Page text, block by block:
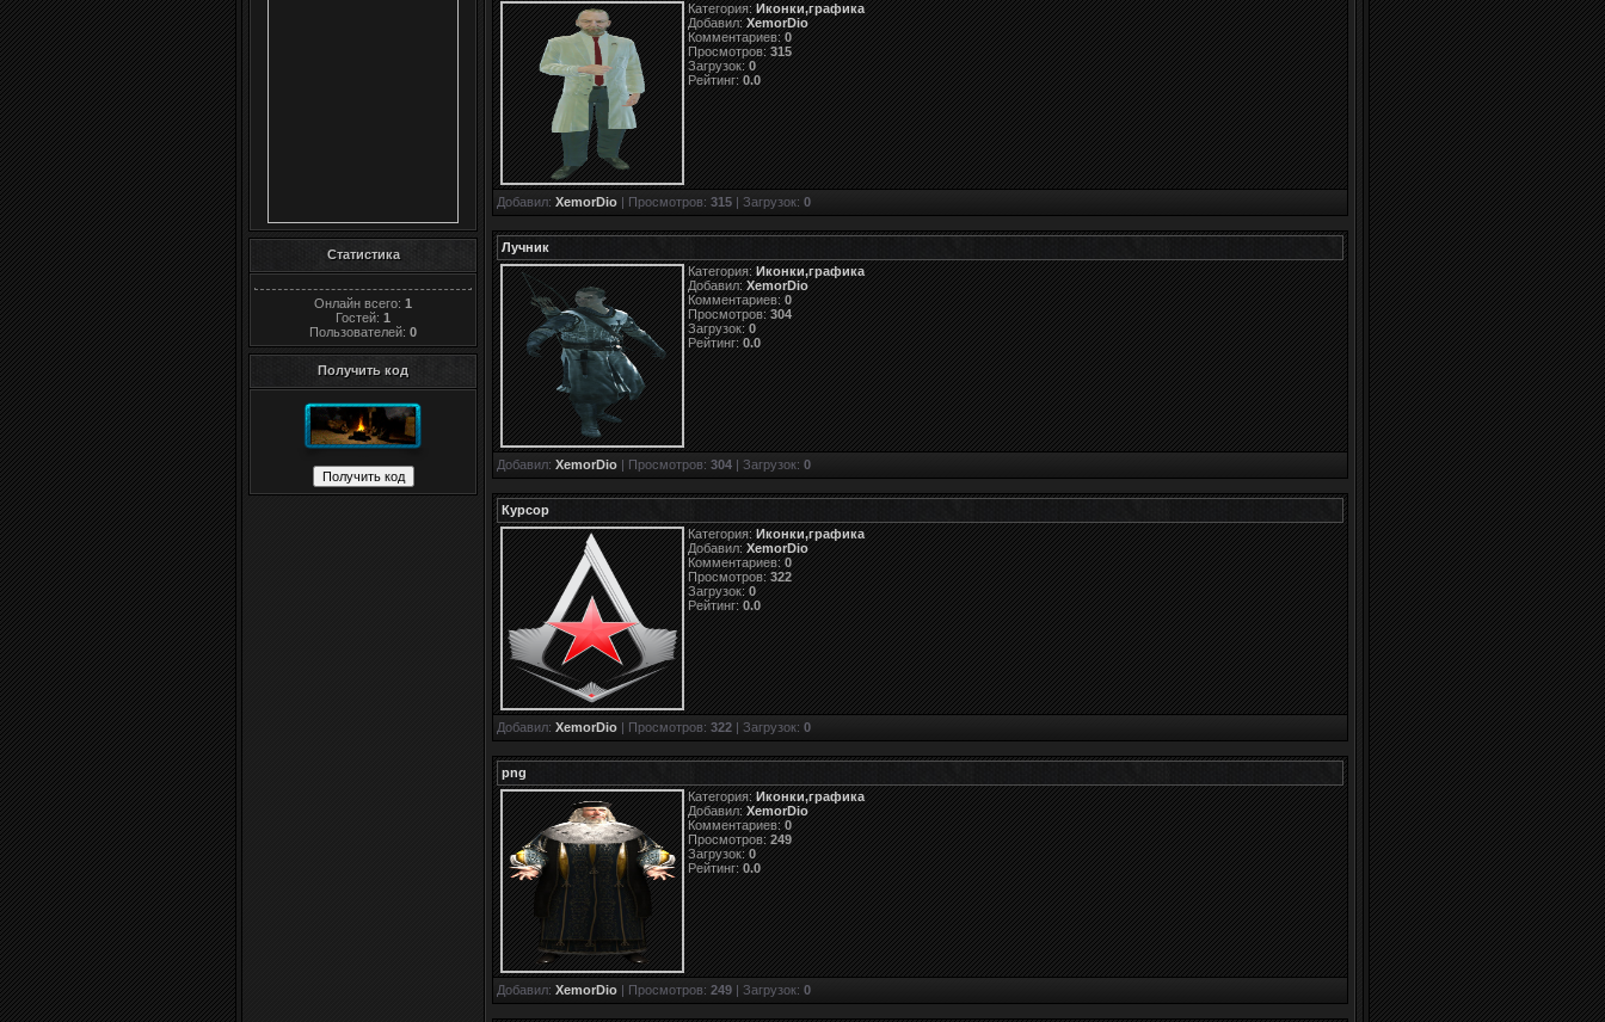
Статистика
Онлайн всего: 1
Гостей: 1
Пользователей: 0
Получить код
Категория:Иконки,графика
Добавил:XemorDio
Комментариев:0
Просмотров:315
Загрузок:0
Рейтинг:0.0
Добавил: XemorDio | Просмотров: 315 | Загрузок: 0
Лучник
Категория:Иконки,графика
Добавил:XemorDio
Комментариев:0
Просмотров:304
Загрузок:0
Рейтинг:0.0
Добавил: XemorDio | Просмотров: 304 | Загрузок: 0
Курсор
Категория:Иконки,графика
Добавил:XemorDio
Комментариев:0
Просмотров:322
Загрузок:0
Рейтинг:0.0
Добавил: XemorDio | Просмотров: 322 | Загрузок: 0
png
Категория:Иконки,графика
Добавил:XemorDio
Комментариев:0
Просмотров:249
Загрузок:0
Рейтинг:0.0
Добавил: XemorDio | Просмотров: 249 | Загрузок: 0